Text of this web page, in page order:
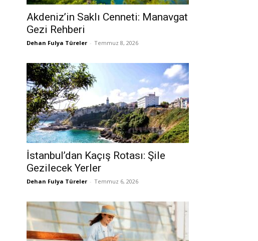
Akdeniz’in Saklı Cenneti: Manavgat
Gezi Rehberi
Dehan Fulya Türeler - Temmuz 8, 2026
İstanbul’dan Kaçış Rotası: Şile
Gezilecek Yerler
Dehan Fulya Türeler - Temmuz 6, 2026